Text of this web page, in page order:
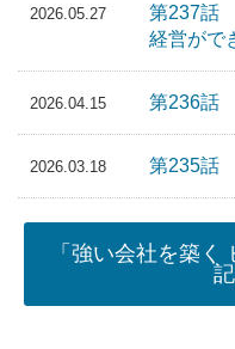
2026.05.27
第237話
経営がで
2026.04.15 第236話
2026.03.18 第235話
「強い会社を築